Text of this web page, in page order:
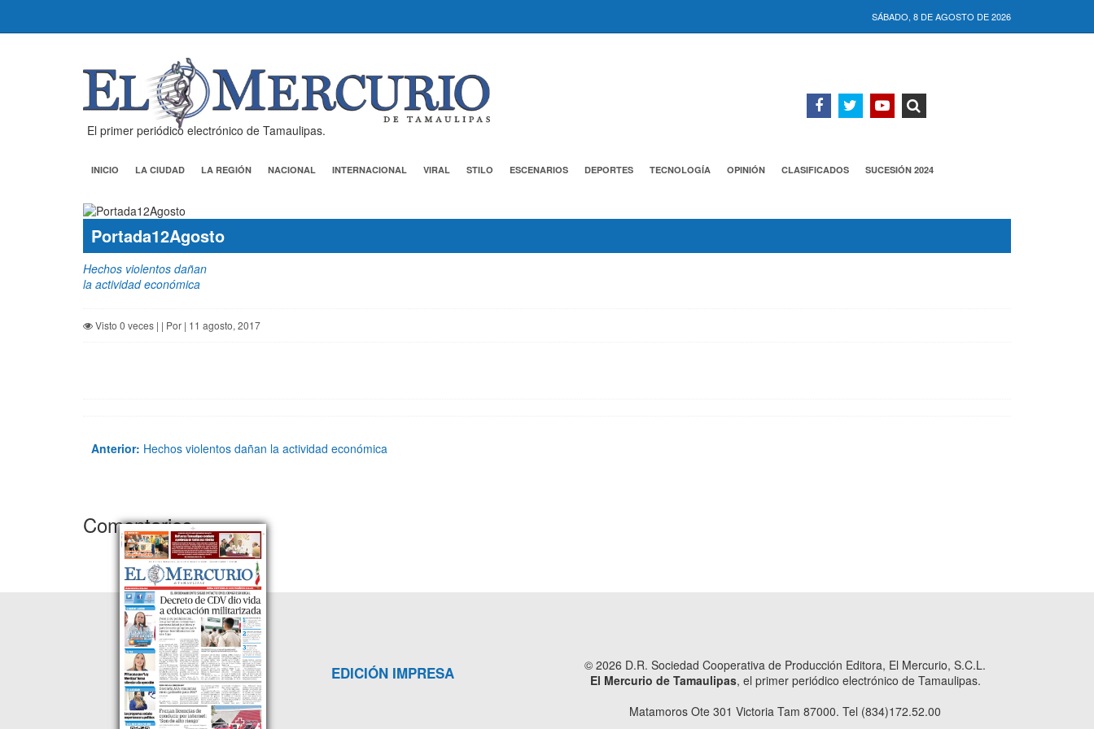
SÁBADO, 8 DE AGOSTO DE 2026
El primer periódico electrónico de Tamaulipas.
INICIO LA CIUDAD LA REGIÓN NACIONAL INTERNACIONAL VIRAL STILO ESCENARIOS DEPORTES TECNOLOGÍA OPINIÓN CLASIFICADOS SUCESIÓN 2024
Portada12Agosto
Hechos violentos dañan
la actividad económica
Visto 0 veces | | Por | 11 agosto, 2017
Anterior: Hechos violentos dañan la actividad económica
Comentarios
EDICIÓN IMPRESA
© 2026 D.R. Sociedad Cooperativa de Producción Editora, El Mercurio, S.C.L.
El Mercurio de Tamaulipas, el primer periódico electrónico de Tamaulipas.
Matamoros Ote 301 Victoria Tam 87000. Tel (834)172.52.00